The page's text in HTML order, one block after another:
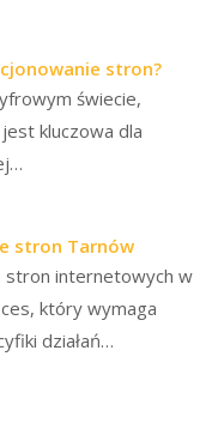
stron?
świecie,
kluczowa dla
stron Tarnów
stron internetowych w
który wymaga
działań…